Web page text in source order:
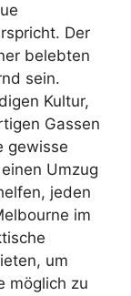
Der
belebten
sein.
Kultur,
Gassen
gewisse
Umzug
jeden
im
um
möglich zu